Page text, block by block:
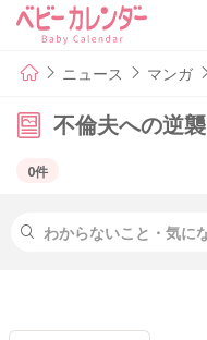
ニュース マンガ
不倫夫への逆襲
0件